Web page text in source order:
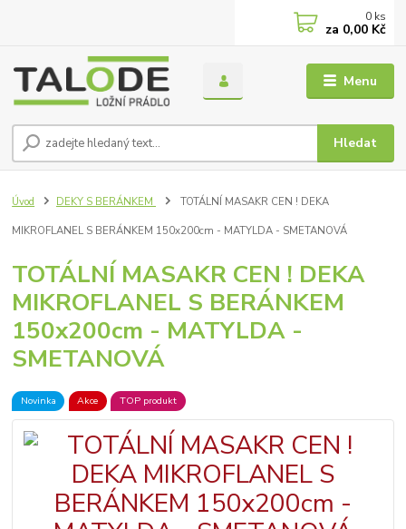
Menu
Hledat
0 ks
za 0,00 Kč
Úvod DEKY S BERÁNKEM TOTÁLNÍ MASAKR CEN ! DEKA
MIKROFLANEL S BERÁNKEM 150x200cm - MATYLDA - SMETANOVÁ
TOTÁLNÍ MASAKR CEN ! DEKA
MIKROFLANEL S BERÁNKEM
150x200cm - MATYLDA -
SMETANOVÁ
Novinka Akce TOP produkt